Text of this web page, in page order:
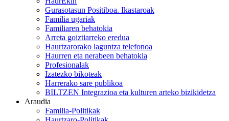
Gurasotasun Positiboa. Ikastaroak
Familia ugariak
Familiaren behatokia
Arreta goiztiarreko eredua
Haurtzarorako laguntza telefonoa
Haurren eta nerabeen behatokia
Profesionalak
Izatezko bikoteak
Harrerako sare publikoa
BILTZEN Integrazioa eta kulturen arteko bizikidetza
Araudia
Familia-Politikak